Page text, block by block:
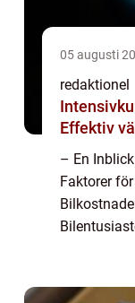
05 augusti
redaktionel
Effektiv
– En
Faktorer